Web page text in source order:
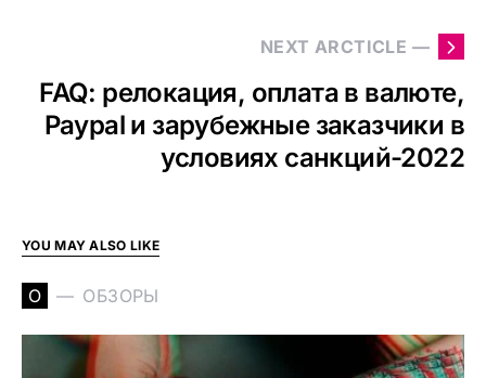
NEXT ARCTICLE —
FAQ: релокация, оплата в валюте,
Paypal и зарубежные заказчики в
условиях санкций-2022
YOU MAY ALSO LIKE
О ОБЗОРЫ